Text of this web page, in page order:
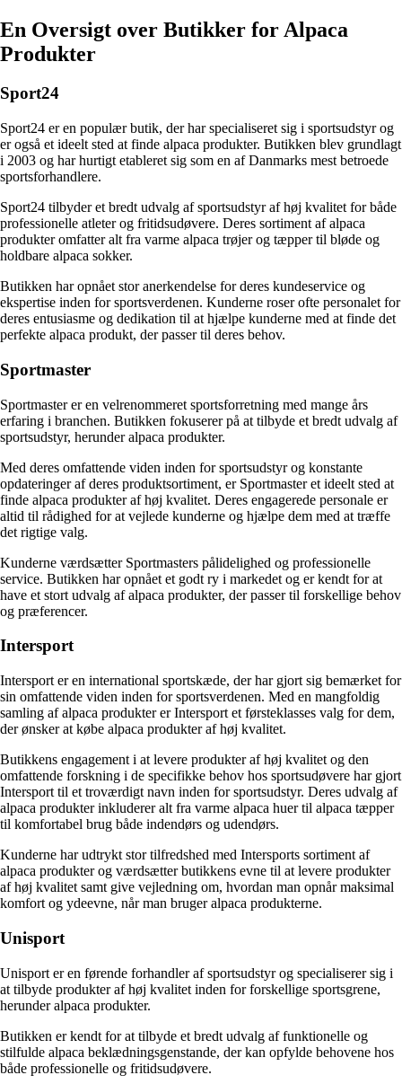
En Oversigt over Butikker for Alpaca
Produkter
Sport24
Sport24 er en populær butik, der har specialiseret sig i sportsudstyr og
er også et ideelt sted at finde alpaca produkter. Butikken blev grundlagt
i 2003 og har hurtigt etableret sig som en af Danmarks mest betroede
sportsforhandlere.
Sport24 tilbyder et bredt udvalg af sportsudstyr af høj kvalitet for både
professionelle atleter og fritidsudøvere. Deres sortiment af alpaca
produkter omfatter alt fra varme alpaca trøjer og tæpper til bløde og
holdbare alpaca sokker.
Butikken har opnået stor anerkendelse for deres kundeservice og
ekspertise inden for sportsverdenen. Kunderne roser ofte personalet for
deres entusiasme og dedikation til at hjælpe kunderne med at finde det
perfekte alpaca produkt, der passer til deres behov.
Sportmaster
Sportmaster er en velrenommeret sportsforretning med mange års
erfaring i branchen. Butikken fokuserer på at tilbyde et bredt udvalg af
sportsudstyr, herunder alpaca produkter.
Med deres omfattende viden inden for sportsudstyr og konstante
opdateringer af deres produktsortiment, er Sportmaster et ideelt sted at
finde alpaca produkter af høj kvalitet. Deres engagerede personale er
altid til rådighed for at vejlede kunderne og hjælpe dem med at træffe
det rigtige valg.
Kunderne værdsætter Sportmasters pålidelighed og professionelle
service. Butikken har opnået et godt ry i markedet og er kendt for at
have et stort udvalg af alpaca produkter, der passer til forskellige behov
og præferencer.
Intersport
Intersport er en international sportskæde, der har gjort sig bemærket for
sin omfattende viden inden for sportsverdenen. Med en mangfoldig
samling af alpaca produkter er Intersport et førsteklasses valg for dem,
der ønsker at købe alpaca produkter af høj kvalitet.
Butikkens engagement i at levere produkter af høj kvalitet og den
omfattende forskning i de specifikke behov hos sportsudøvere har gjort
Intersport til et troværdigt navn inden for sportsudstyr. Deres udvalg af
alpaca produkter inkluderer alt fra varme alpaca huer til alpaca tæpper
til komfortabel brug både indendørs og udendørs.
Kunderne har udtrykt stor tilfredshed med Intersports sortiment af
alpaca produkter og værdsætter butikkens evne til at levere produkter
af høj kvalitet samt give vejledning om, hvordan man opnår maksimal
komfort og ydeevne, når man bruger alpaca produkterne.
Unisport
Unisport er en førende forhandler af sportsudstyr og specialiserer sig i
at tilbyde produkter af høj kvalitet inden for forskellige sportsgrene,
herunder alpaca produkter.
Butikken er kendt for at tilbyde et bredt udvalg af funktionelle og
stilfulde alpaca beklædningsgenstande, der kan opfylde behovene hos
både professionelle og fritidsudøvere.